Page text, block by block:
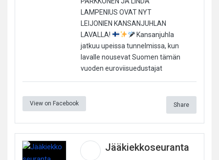
LAMPENIUS OVAT NYT
LEIJONIEN KANSANJUHLAN
LAVALLA!
Kansanjuhla
jatkuu upeissa tunnelmissa, kun
lavalle nousevat Suomen tämän
vuoden euroviisuedustajat
View on Facebook Share
Jääkiekkoseuranta